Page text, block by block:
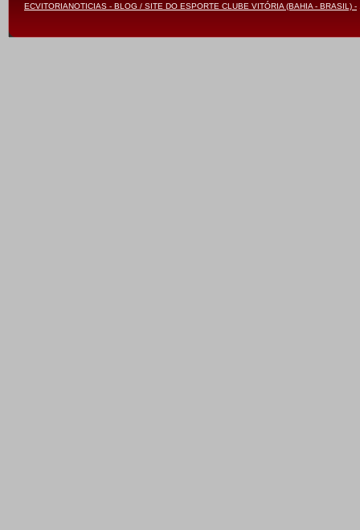
ECVITORIANOTICIAS - BLOG / SITE DO ESPORTE CLUBE VITÓRIA (BAHIA - BRASIL) -